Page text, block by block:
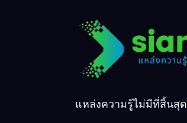
แหล่งความรู้ไม่มีที่สิ้นสุด